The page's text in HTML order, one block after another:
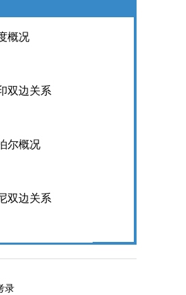
概况
双边关系
尔概况
双边关系
录